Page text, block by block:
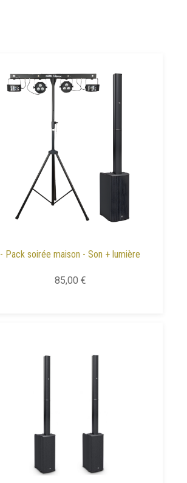
- Pack soirée maison - Son + lumière
85,00 €